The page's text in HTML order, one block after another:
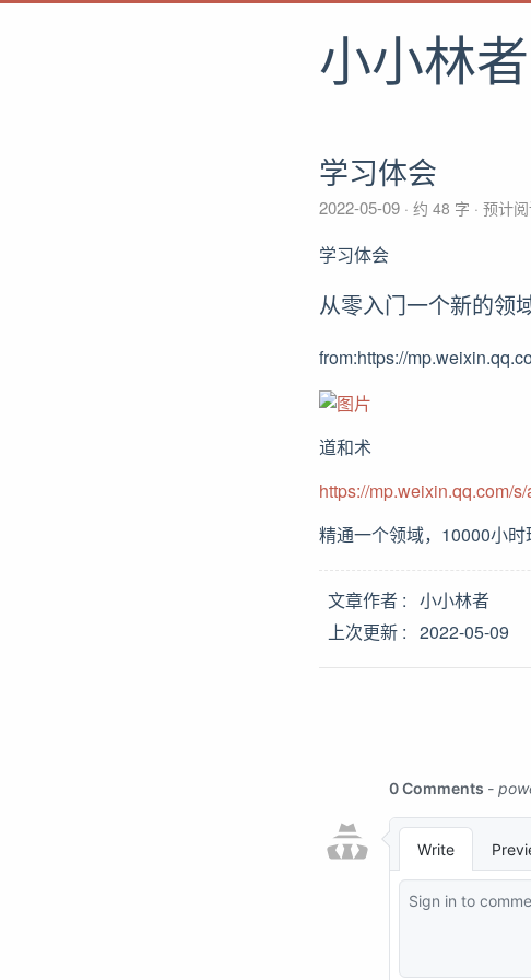
小小林者
学习体会
2022-05-09 约 48 字 预计
学习体会
从零入门一个新的领
from:https://
道和术
https://mp.weixin.qq.com/
精通一个领域，10000小
文章作者
小小林者
上次更新
2022-05-09